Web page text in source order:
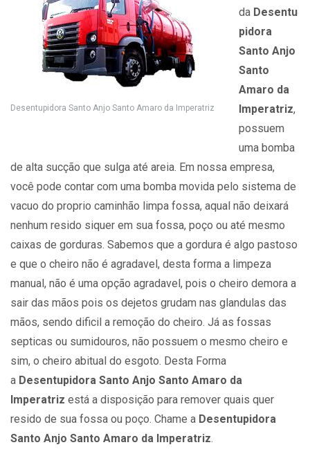
Desentupidora Santo Anjo Santo Amaro da Imperatriz
da Desentu
pidora
Santo Anjo
Santo
Amaro da
Imperatriz,
possuem
uma bomba
de alta sucção que sulga até areia. Em nossa empresa,
você pode contar com uma bomba movida pelo sistema de
vacuo do proprio caminhão limpa fossa, aqual não deixará
nenhum resido siquer em sua fossa, poço ou até mesmo
caixas de gorduras. Sabemos que a gordura é algo pastoso
e que o cheiro não é agradavel, desta forma a limpeza
manual, não é uma opção agradavel, pois o cheiro demora a
sair das mãos pois os dejetos grudam nas glandulas das
mãos, sendo dificil a remoção do cheiro. Já as fossas
septicas ou sumidouros, não possuem o mesmo cheiro e
sim, o cheiro abitual do esgoto. Desta Forma
a Desentupidora Santo Anjo Santo Amaro da
Imperatriz está a disposição para remover quais quer
resido de sua fossa ou poço. Chame a Desentupidora
Santo Anjo Santo Amaro da Imperatriz.